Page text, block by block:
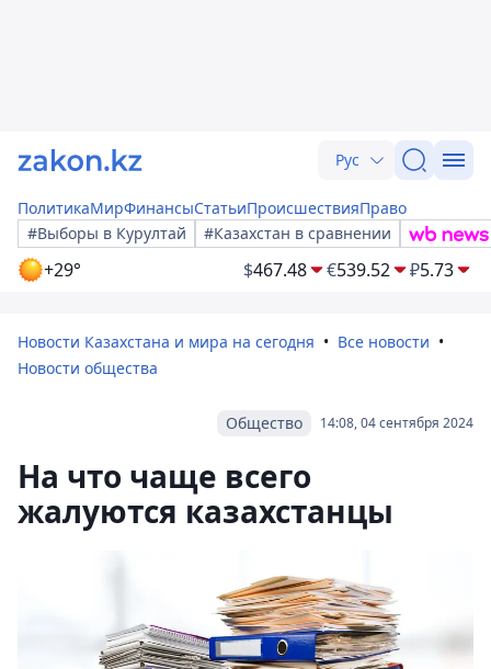
Рус
ПолитикаМирФинансыСтатьиПроисшествияПраво
#Выборы в Курултай
#Казахстан в сравнении
+29° $467.48 €539.52 ₽5.73
Новости Казахстана и мира на сегодня
Все новости
Новости общества
14:08, 04 сентября 2024
Общество
На что чаще всего
жалуются казахстанцы